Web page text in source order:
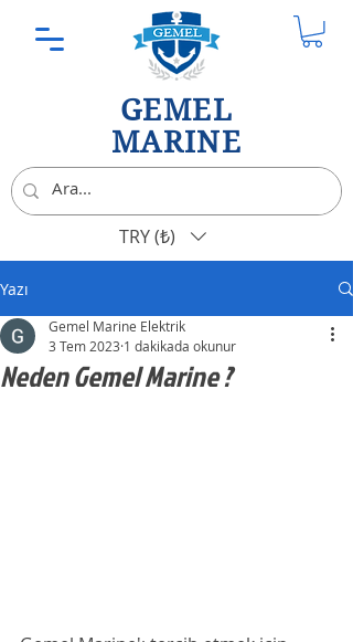
TRY (₺)
GEMEL
MARINE
Yazı
Neden Gemel Marine ?
Gemel Marine Elektrik
3 Tem 2023 1 dakikada okunur